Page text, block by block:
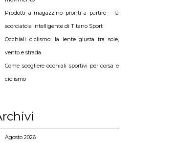
Prodotti a magazzino pronti a partire – la
scorciatoia intelligente di Titano Sport
Occhiali ciclismo: la lente giusta tra sole,
vento e strada
Come scegliere occhiali sportivi per corsa e
ciclismo
Agosto 2026